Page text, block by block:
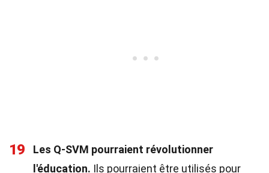
19
Les Q-SVM pourraient révolutionner
l'éducation. Ils pourraient être utilisés pour